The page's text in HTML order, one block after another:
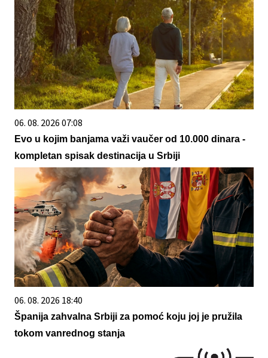
06. 08. 2026 07:08
Evo u kojim banjama važi vaučer od 10.000 dinara -
kompletan spisak destinacija u Srbiji
06. 08. 2026 18:40
Španija zahvalna Srbiji za pomoć koju joj je pružila
tokom vanrednog stanja